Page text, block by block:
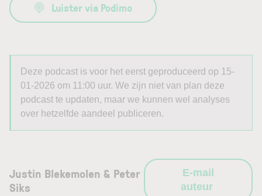
Luister via Podimo
Deze podcast is voor het eerst geproduceerd op 15-
01-2026 om 11:00 uur. We zijn niet van plan deze
podcast te updaten, maar we kunnen wel analyses
over hetzelfde aandeel publiceren.
Justin Blekemolen & Peter
Siks
E-mail
auteur